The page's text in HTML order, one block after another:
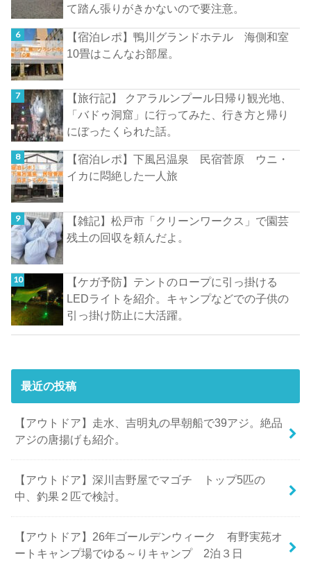
て踏ん張りがきかないので要注意。
【宿泊レポ】鴨川グランドホテル 海側和室
10畳はこんなお部屋。
【旅行記】 クアラルンプール日帰り観光地、
「バドゥ洞窟」に行ってみた、行き方と帰り
にぼったくられた話。
【宿泊レポ】下風呂温泉 民宿菅原 ウニ・
イカに悶絶した一人旅
【雑記】松戸市「クリーンワークス」で園芸
残土の回収を頼んだよ。
【ケガ予防】テントのロープに引っ掛ける
LEDライトを紹介。キャンプなどでの子供の
引っ掛け防止に大活躍。
最近の投稿
【アウトドア】走水、吉明丸の早朝船で39アジ。絶品
アジの唐揚げも紹介。
【アウトドア】深川吉野屋でマゴチ トップ5匹の
中、釣果２匹で検討。
【アウトドア】26年ゴールデンウィーク 有野実苑オ
ートキャンプ場でゆる～りキャンプ 2泊３日